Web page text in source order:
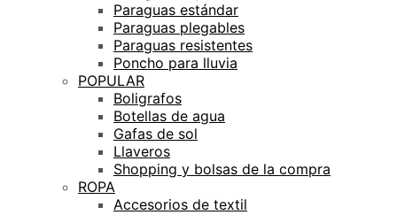
Paraguas estándar
Paraguas plegables
Paraguas resistentes
Poncho para lluvia
POPULAR
Boligrafos
Botellas de agua
Gafas de sol
Llaveros
Shopping y bolsas de la compra
ROPA
Accesorios de textil